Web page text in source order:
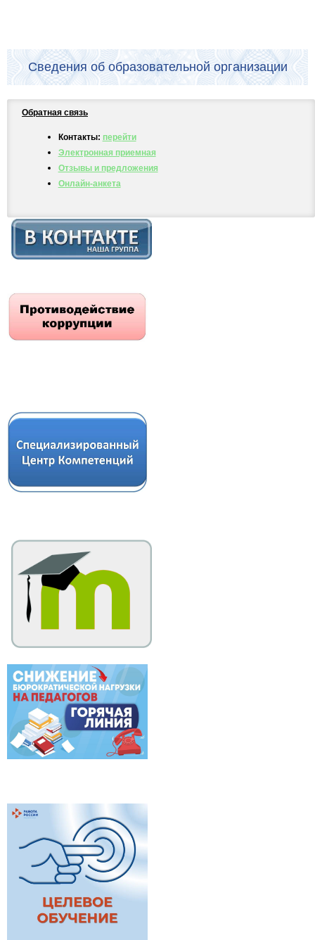
Сведения об образовательной организации
Обратная связь
Контакты: перейти
Электронная приемная
Отзывы и предложения
Онлайн-анкета